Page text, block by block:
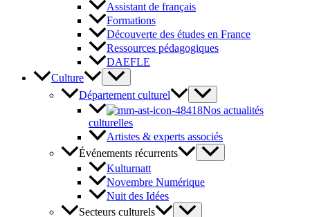
Assistant de français
Formations
Découverte des études en France
Ressources pédagogiques
DAEFLE
Culture
Département culturel
Nos actualités
culturelles
Artistes & experts associés
Événements récurrents
Kulturnatt
Novembre Numérique
Nuit des Idées
Secteurs culturels